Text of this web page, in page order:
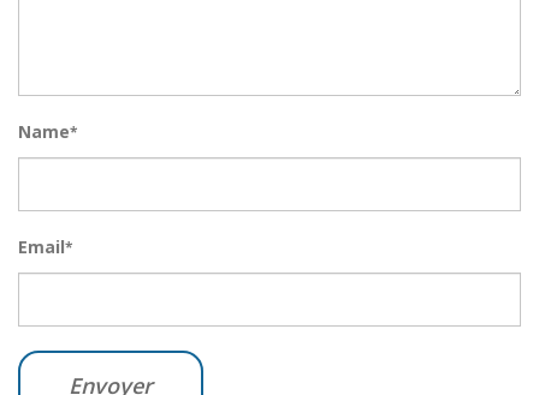
Name*
Email*